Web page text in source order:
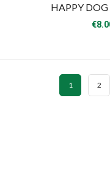
HAPPY DOG
€
1 2